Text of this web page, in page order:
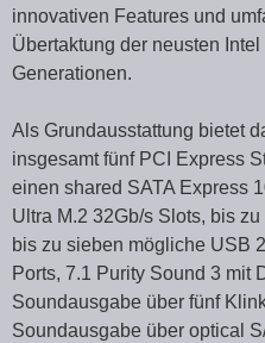
innovativen Features und
Übertaktung der neusten
Generationen.
Als Grundausstattung bietet
insgesamt fünf PCI Express
einen shared SATA Express
Ultra M.2 32Gb/s Slots, bis
bis zu sieben mögliche USB
Ports, 7.1 Purity Sound 3 mit
Soundausgabe über fünf
Soundausgabe über optical